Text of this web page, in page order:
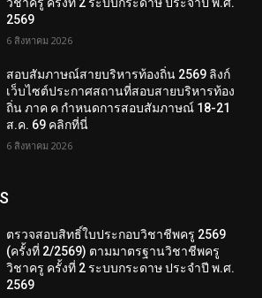
วิชาครู ครั้งที่ 2 ระบบกระดาษ ประจำปี พ.ศ.
2569
6 สิงหาคม 2026
สอบสัมภาษณ์สายบริหารท้องถิ่น 2569 ลิงก์
เว็บไซต์ประกาศสถานที่สอบสายบริหารท้อง
ถิ่น ภาค ค กำหนดการสอบสัมภาษณ์ 18-21
ส.ค. 69 คลิกที่นี่
6 สิงหาคม 2026
ตรวจสอบสิทธิ์ใบประกอบวิชาชีพครู 2569
(ครั้งที่ 2/2569) ตามมาตรฐานวิชาชีพครู
วิชาครู ครั้งที่ 2 ระบบกระดาษ ประจำปี พ.ศ.
2569